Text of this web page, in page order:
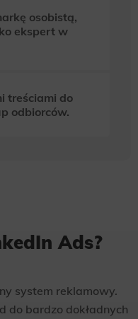
osobistą,
ekspert w
treściami do
odbiorców.
Ads?
system reklamowy.
do bardzo dokładnych